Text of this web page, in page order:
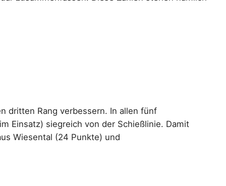
dritten Rang verbessern. In allen fünf
Einsatz) siegreich von der Schießlinie. Damit
Wiesental (24 Punkte) und